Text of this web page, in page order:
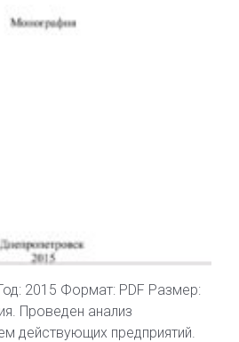
2015 Формат: PDF Размер:
Проведен анализ
действующих предприятий.